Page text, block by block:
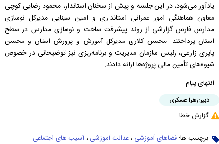
یادآور می‌شود، در این جلسه و پیش از سخنان استاندار، محمود رضایی کوچی
معاون هماهنگی امور عمرانی استانداری و امین سینایی مدیرکل نوسازی
مدارس فارس گزارشی از روند پیشرفت ساخت و نوسازی مدارس در سطح
استان پرداختند. محسن کلاری مدیرکل آموزش و پرورش استان و محسن
پاپری زارعی، رئیس سازمان مدیریت و برنامه‌ریزی نیز توضیحاتی در خصوص
شیوه‌های تأمین مالی پروژه‌ها ارائه دادند.
انتهای پیام
دبیر:زهرا عسکری
گزارش خطا
برچسب ها: فضاهای آموزشی ، عدالت آموزشی ، آسیب های اجتماعی